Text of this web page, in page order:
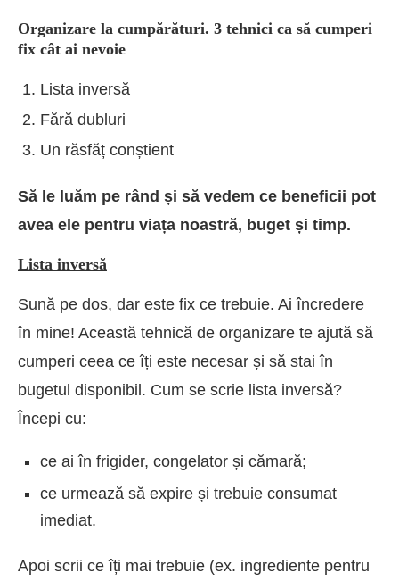
Organizare la cumpărături. 3 tehnici ca să cumperi
fix cât ai nevoie
Lista inversă
Fără dubluri
Un răsfăț conștient
Să le luăm pe rând și să vedem ce beneficii pot
avea ele pentru viața noastră, buget și timp.
Lista inversă
Sună pe dos, dar este fix ce trebuie. Ai încredere
în mine! Această tehnică de organizare te ajută să
cumperi ceea ce îți este necesar și să stai în
bugetul disponibil. Cum se scrie lista inversă?
Începi cu:
ce ai în frigider, congelator și cămară;
ce urmează să expire și trebuie consumat
imediat.
Apoi scrii ce îți mai trebuie (ex. ingrediente pentru